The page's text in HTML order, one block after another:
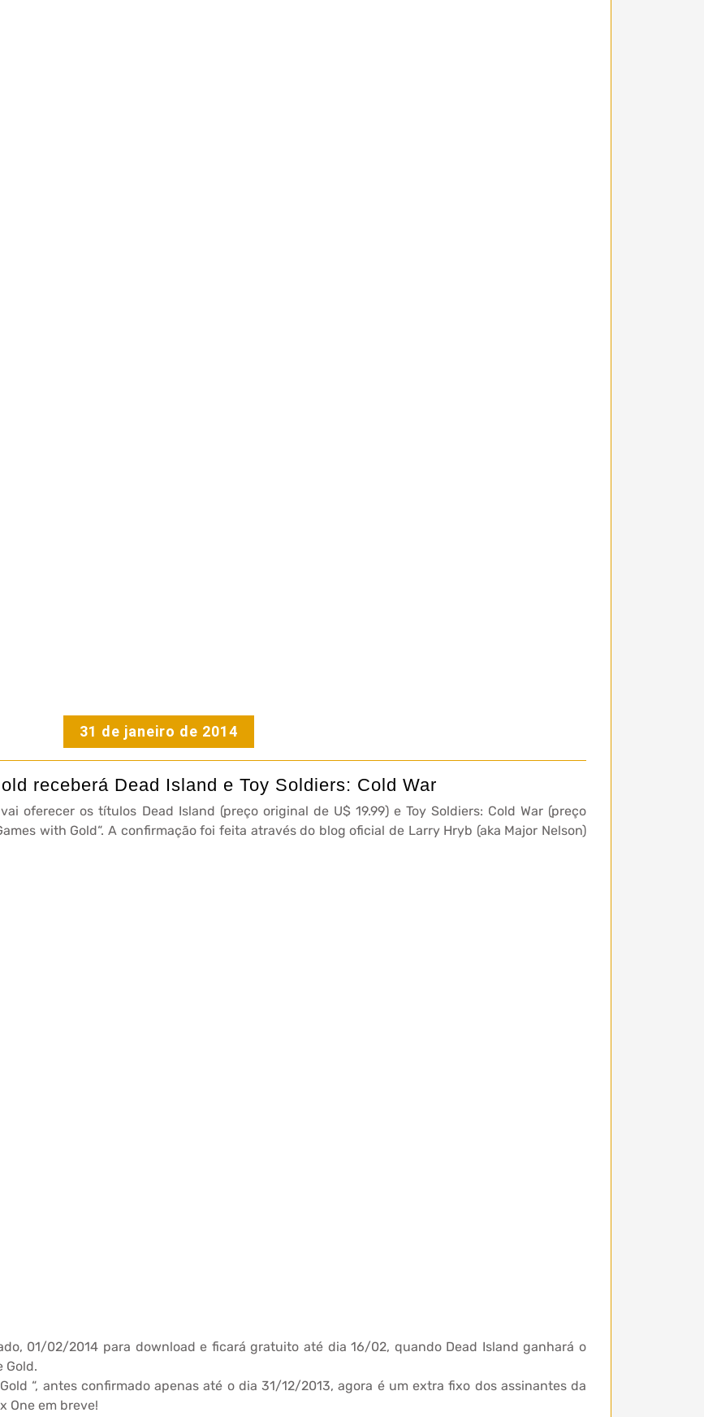
31 de janeiro de 2014
receberá Dead Island e Toy Soldiers: Cold War
oferecer os títulos Dead Island (preço original de U$ 19.99) e Toy Soldiers: Cold War (preço
with Gold“. A confirmação foi feita através do blog oficial de Larry Hryb (aka Major Nelson)
01/02/2014 para download e ficará gratuito até dia 16/02, quando Dead Island ganhará o
Gold.
“, antes confirmado apenas até o dia 31/12/2013, agora é um extra fixo dos assinantes da
One em breve!